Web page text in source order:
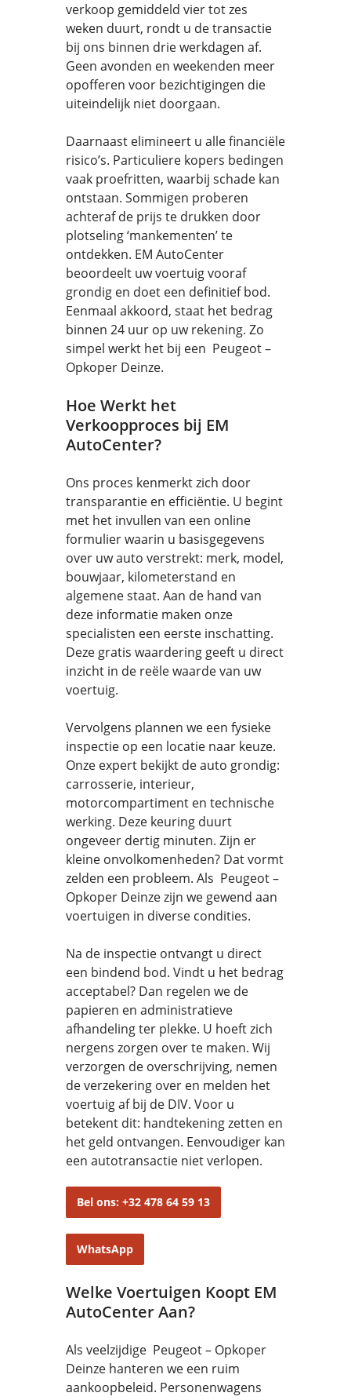
verkoop gemiddeld vier tot zes
weken duurt, rondt u de transactie
bij ons binnen drie werkdagen af.
Geen avonden en weekenden meer
opofferen voor bezichtigingen die
uiteindelijk niet doorgaan.
Daarnaast elimineert u alle financiële
risico’s. Particuliere kopers bedingen
vaak proefritten, waarbij schade kan
ontstaan. Sommigen proberen
achteraf de prijs te drukken door
plotseling ‘mankementen’ te
ontdekken. EM AutoCenter
beoordeelt uw voertuig vooraf
grondig en doet een definitief bod.
Eenmaal akkoord, staat het bedrag
binnen 24 uur op uw rekening. Zo
simpel werkt het bij een Peugeot –
Opkoper Deinze.
Hoe Werkt het
Verkoopproces bij EM
AutoCenter?
Ons proces kenmerkt zich door
transparantie en efficiëntie. U begint
met het invullen van een online
formulier waarin u basisgegevens
over uw auto verstrekt: merk, model,
bouwjaar, kilometerstand en
algemene staat. Aan de hand van
deze informatie maken onze
specialisten een eerste inschatting.
Deze gratis waardering geeft u direct
inzicht in de reële waarde van uw
voertuig.
Vervolgens plannen we een fysieke
inspectie op een locatie naar keuze.
Onze expert bekijkt de auto grondig:
carrosserie, interieur,
motorcompartiment en technische
werking. Deze keuring duurt
ongeveer dertig minuten. Zijn er
kleine onvolkomenheden? Dat vormt
zelden een probleem. Als Peugeot –
Opkoper Deinze zijn we gewend aan
voertuigen in diverse condities.
Na de inspectie ontvangt u direct
een bindend bod. Vindt u het bedrag
acceptabel? Dan regelen we de
papieren en administratieve
afhandeling ter plekke. U hoeft zich
nergens zorgen over te maken. Wij
verzorgen de overschrijving, nemen
de verzekering over en melden het
voertuig af bij de DIV. Voor u
betekent dit: handtekening zetten en
het geld ontvangen. Eenvoudiger kan
een autotransactie niet verlopen.
Bel ons: +32 478 64 59 13
WhatsApp
Welke Voertuigen Koopt EM
AutoCenter Aan?
Als veelzijdige Peugeot – Opkoper
Deinze hanteren we een ruim
aankoopbeleid. Personenwagens